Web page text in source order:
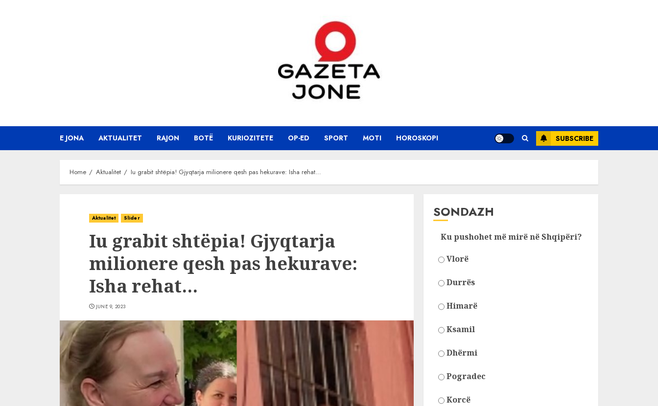
E JONA AKTUALITET RAJON BOTË KURIOZITETE OP-ED SPORT MOTI HOROSKOPI SUBSCRIBE
Home Aktualitet Iu grabit shtëpia! Gjyqtarja milionere qesh pas hekurave: Isha rehat…
Aktualitet Slider
Iu grabit shtëpia! Gjyqtarja
milionere qesh pas hekurave:
Isha rehat…
JUNE 9, 2023
SONDAZH
Ku pushohet më mirë në Shqipëri?
Vlorë
Durrës
Himarë
Ksamil
Dhërmi
Pogradec
Korcë